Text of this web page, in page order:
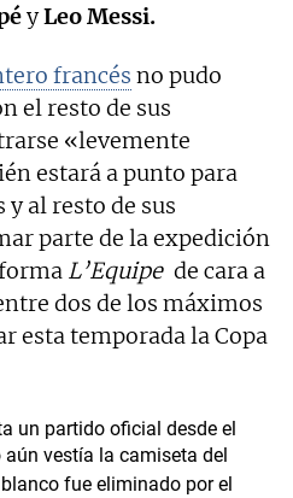
yLeo Messi.
francés no pudo
el resto de sus
«levemente
estará a punto para
y al resto de sus
parte de la expedición
L’Equipe de cara a
dos de los máximos
esta temporada la Copa
un partido oficial desde el
vestía la camiseta del
fue eliminado por el